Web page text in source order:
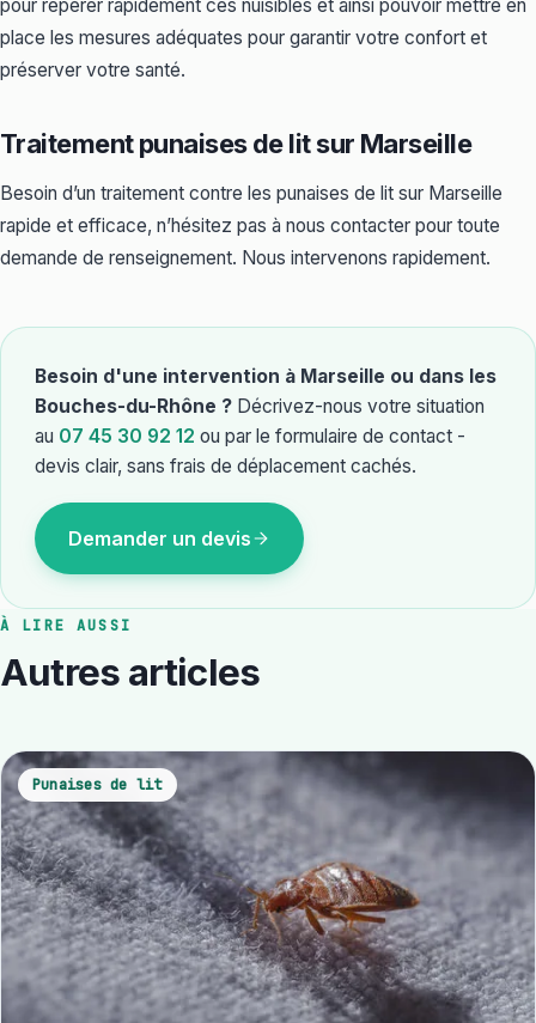
pour repérer rapidement ces nuisibles et ainsi pouvoir mettre en
place les mesures adéquates pour garantir votre confort et
préserver votre santé.
Traitement punaises de lit sur Marseille
Besoin d’un traitement contre les punaises de lit sur Marseille
rapide et efficace, n’hésitez pas à nous contacter pour toute
demande de renseignement. Nous intervenons rapidement.
Besoin d'une intervention à Marseille ou dans les
Bouches-du-Rhône ? Décrivez-nous votre situation
au 07 45 30 92 12 ou par le formulaire de contact -
devis clair, sans frais de déplacement cachés.
Demander un devis
À LIRE AUSSI
Autres articles
Punaises de lit